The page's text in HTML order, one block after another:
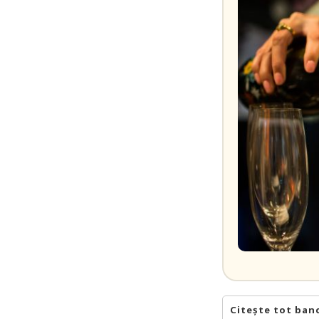
Citește tot